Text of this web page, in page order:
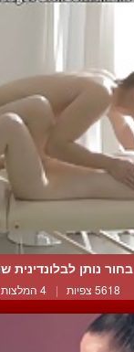
בחור נותן לבלונדינית
5618 צפיות | 4 המלצות